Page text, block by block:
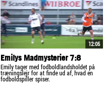
12:05
Emilys Madmysterier 7:8
Emily tager med fodboldlandsholdet på
træningslejr for at finde ud af, hvad en
fodboldspiller spiser.